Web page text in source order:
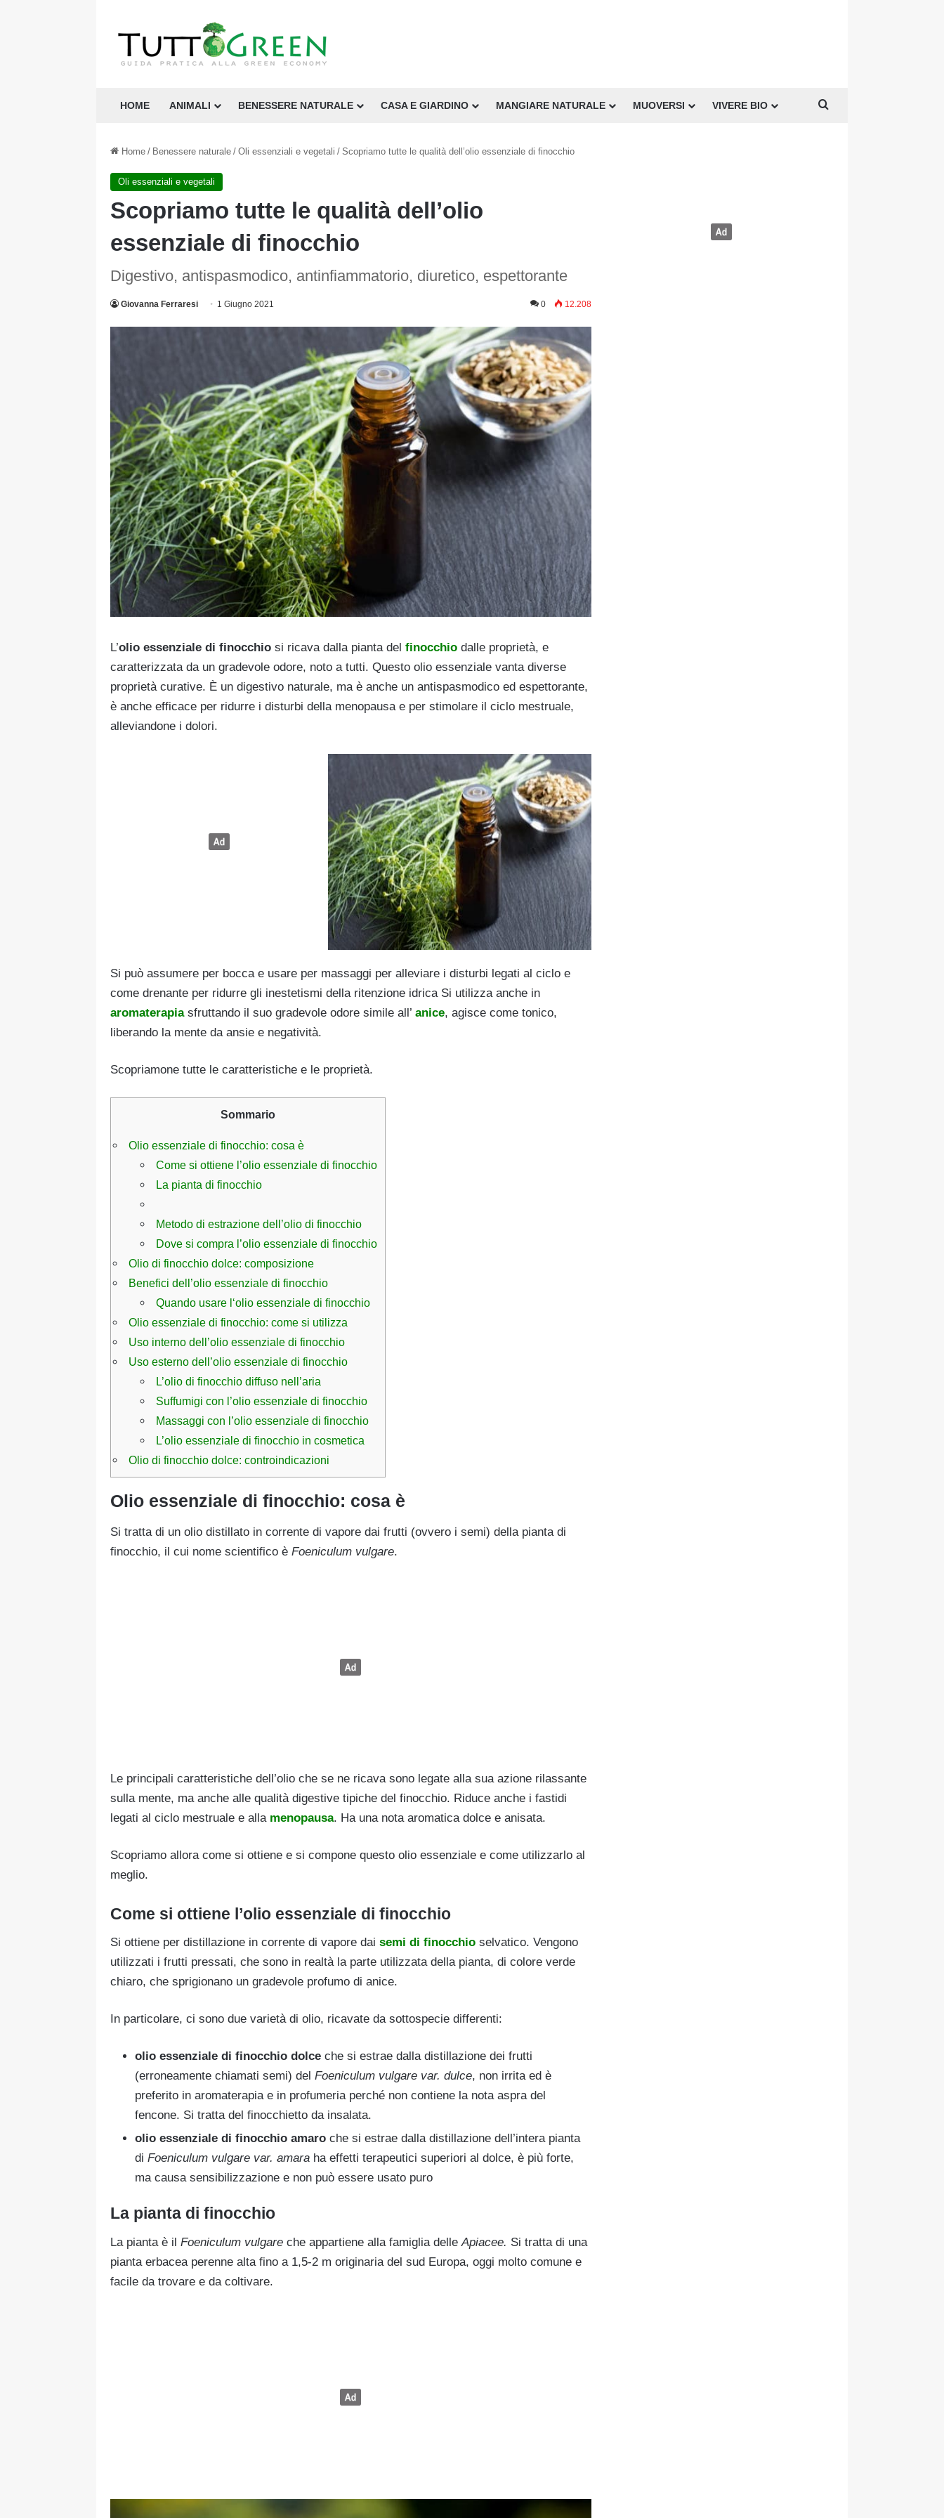
HOME ANIMALI BENESSERE NATURALE CASA E GIARDINO MANGIARE NATURALE MUOVERSI VIVERE BIO
Home / Benessere naturale / Oli essenziali e vegetali / Scopriamo tutte le qualità dell’olio essenziale di finocchio
Oli essenziali e vegetali
Scopriamo tutte le qualità dell’olio
essenziale di finocchio
Digestivo, antispasmodico, antinfiammatorio, diuretico, espettorante
Giovanna Ferraresi 1 Giugno 2021 0 12.208
L’olio essenziale di finocchio si ricava dalla pianta del finocchio dalle proprietà, e
caratterizzata da un gradevole odore, noto a tutti. Questo olio essenziale vanta diverse
proprietà curative. È un digestivo naturale, ma è anche un antispasmodico ed espettorante,
è anche efficace per ridurre i disturbi della menopausa e per stimolare il ciclo mestruale,
alleviandone i dolori.
Si può assumere per bocca e usare per massaggi per alleviare i disturbi legati al ciclo e
come drenante per ridurre gli inestetismi della ritenzione idrica Si utilizza anche in
aromaterapiasfruttando il suo gradevole odore simile all’ anice, agisce come tonico,
liberando la mente da ansie e negatività.
Scopriamone tutte le caratteristiche e le proprietà.
Sommario
Olio essenziale di finocchio: cosa è
Come si ottiene l’olio essenziale di finocchio
La pianta di finocchio
Metodo di estrazione dell’olio di finocchio
Dove si compra l’olio essenziale di finocchio
Olio di finocchio dolce: composizione
Benefici dell’olio essenziale di finocchio
Quando usare l‘olio essenziale di finocchio
Olio essenziale di finocchio: come si utilizza
Uso interno dell’olio essenziale di finocchio
Uso esterno dell’olio essenziale di finocchio
L’olio di finocchio diffuso nell’aria
Suffumigi con l’olio essenziale di finocchio
Massaggi con l’olio essenziale di finocchio
L’olio essenziale di finocchio in cosmetica
Olio di finocchio dolce: controindicazioni
Olio essenziale di finocchio: cosa è
Si tratta di un olio distillato in corrente di vapore dai frutti (ovvero i semi) della pianta di
finocchio, il cui nome scientifico è Foeniculum vulgare.
Le principali caratteristiche dell’olio che se ne ricava sono legate alla sua azione rilassante
sulla mente, ma anche alle qualità digestive tipiche del finocchio. Riduce anche i fastidi
legati al ciclo mestruale e alla menopausa. Ha una nota aromatica dolce e anisata.
Scopriamo allora come si ottiene e si compone questo olio essenziale e come utilizzarlo al
meglio.
Come si ottiene l’olio essenziale di finocchio
Si ottiene per distillazione in corrente di vapore dai semi di finocchio selvatico. Vengono
utilizzati i frutti pressati, che sono in realtà la parte utilizzata della pianta, di colore verde
chiaro, che sprigionano un gradevole profumo di anice.
In particolare, ci sono due varietà di olio, ricavate da sottospecie differenti:
olio essenziale di finocchio dolce che si estrae dalla distillazione dei frutti
(erroneamente chiamati semi) del Foeniculum vulgare var. dulce, non irrita ed è
preferito in aromaterapia e in profumeria perché non contiene la nota aspra del
fencone. Si tratta del finocchietto da insalata.
olio essenziale di finocchio amaro che si estrae dalla distillazione dell’intera pianta
di Foeniculum vulgare var. amara ha effetti terapeutici superiori al dolce, è più forte,
ma causa sensibilizzazione e non può essere usato puro
La pianta di finocchio
La pianta è il Foeniculum vulgare che appartiene alla famiglia delle Apiacee. Si tratta di una
pianta erbacea perenne alta fino a 1,5-2 m originaria del sud Europa, oggi molto comune e
facile da trovare e da coltivare.